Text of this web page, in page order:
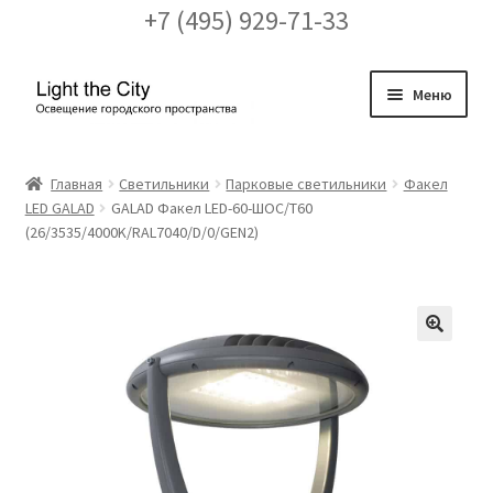
+7 (495) 929-71-33
Перейти
Перейти
Меню
FAQ про кронштейны
Доставка и оплата
Заказ проекта освещения
Главная Светильники Парковые светильники
Факел
LED GALAD
GALAD Факел LED-60-ШОС/Т60
(26/3535/4000K/RAL7040/D/0/GEN2)